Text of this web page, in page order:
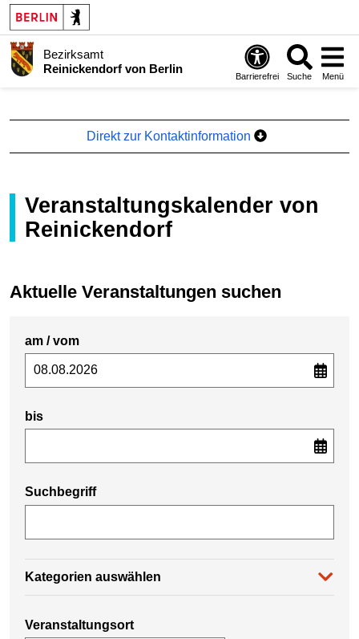
Bezirksamt
Reinickendorf von Berlin
Barrierefrei Suche Menü
Direkt zur Kontaktinformation
Veranstaltungskalender von
Reinickendorf
Aktuelle Veranstaltungen suchen
am / vom
bis
Suchbegriff
Kategorien auswählen
Veranstaltungsort